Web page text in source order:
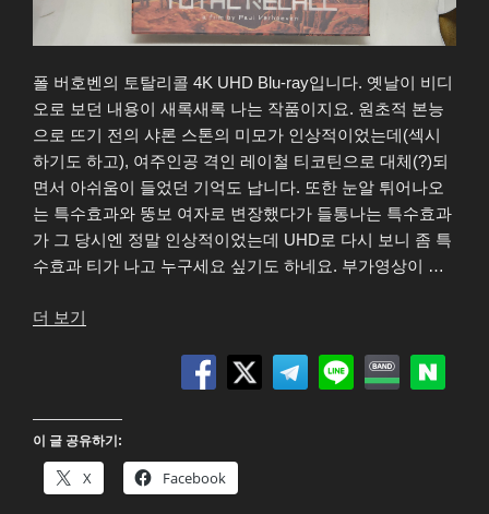
폴 버호벤의 토탈리콜 4K UHD Blu-ray입니다. 옛날이 비디
오로 보던 내용이 새록새록 나는 작품이지요. 원초적 본능
으로 뜨기 전의 샤론 스톤의 미모가 인상적이었는데(섹시
하기도 하고), 여주인공 격인 레이철 티코틴으로 대체(?)되
면서 아쉬움이 들었던 기억도 납니다. 또한 눈알 튀어나오
는 특수효과와 뚱보 여자로 변장했다가 들통나는 특수효과
가 그 당시엔 정말 인상적이었는데 UHD로 다시 보니 좀 특
수효과 티가 나고 누구세요 싶기도 하네요. 부가영상이 …
더 보기
(Total
Recall)
4K
UHD
이 글 공유하기:
X Facebook